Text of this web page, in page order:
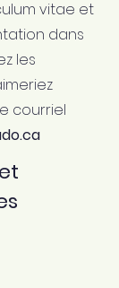
vitae et
dans
les
courriel